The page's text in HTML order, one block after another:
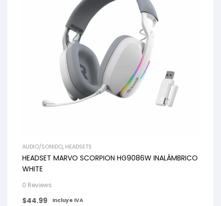
AUDIO/SONIDO, HEADSETS
HEADSET MARVO SCORPION HG9086W INALÁMBRICO
WHITE
0 Reviews
$44.99 Incluye IVA